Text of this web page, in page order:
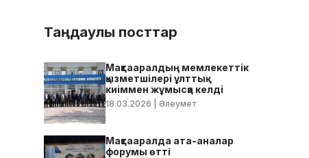
Таңдаулы посттар
Мақтааралдың мемлекеттік
қызметшілері ұлттық
киіммен жұмысқа келді
18.03.2026 | Әлеумет
Мақтааралда ата-аналар
форумы өтті